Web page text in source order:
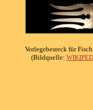
Vorlegebesteck für
(Bildquelle: